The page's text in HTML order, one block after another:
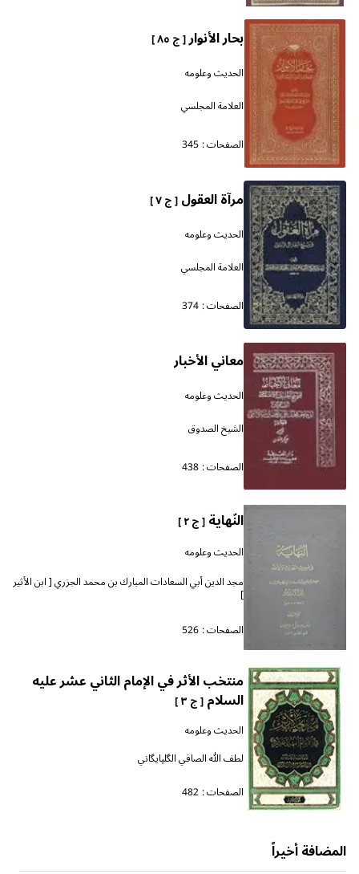
بحار الأنوار[ ج ٨٥ ]
الحديث وعلومه
العلامة المجلسي
الصفحات : 345
مرآة العقول[ ج ٧ ]
الحديث وعلومه
العلامة المجلسي
الصفحات : 374
معاني الأخبار
الحديث وعلومه
الشيخ الصدوق
الصفحات : 438
النّهاية[ ج ٢ ]
الحديث وعلومه
مجد الدين أبي السعادات المبارك بن محمد الجزري [ ابن الأثير
]
الصفحات : 526
منتخب الأثر في الإمام الثاني عشر عليه
السلام[ ج ٣ ]
الحديث وعلومه
لطف الله الصافي الگلپايگاني
الصفحات : 482
المضافة أخيراً